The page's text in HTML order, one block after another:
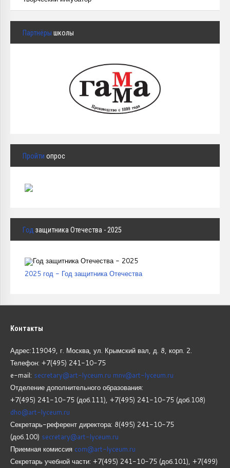
Партнёры школы
Пройти опрос
Год защитника Отечества - 2025
2025 год - Год защитника Отечества
Контакты
Адрес:119049, г. Москва, ул. Крымский вал, д. 8, корп. 2.
Телефон: +7(495) 241-10-75
e-mail: secretary@art-lyceum.ru mnv@art-lyceum.ru
Отделение дополнительного образования:
+7(495) 241-10-75 (доб.111), +7(495) 241-10-75 (доб.108)
dho@art-lyceum.ru
Секретарь-референт директора: 8(495) 241-10-75
(доб.100) secretary@art-lyceum.ru
Приемная комиссия com@art-lyceum.ru
Секретарь учебной части: +7(495) 241-10-75 (доб.101), +7(499)